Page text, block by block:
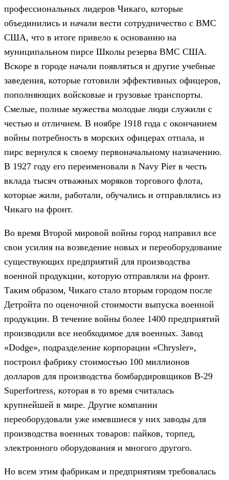
профессиональных лидеров Чикаго, которые
объединились и начали вести сотрудничество с ВМС
США, что в итоге привело к основанию на
муниципальном пирсе Школы резерва ВМС США.
Вскоре в городе начали появляться и другие учебные
заведения, которые готовили эффективных офицеров,
пополняющих войсковые и грузовые транспорты.
Смелые, полные мужества молодые люди служили с
честью и отличием. В ноябре 1918 года с окончанием
войны потребность в морских офицерах отпала, и
пирс вернулся к своему первоначальному назначению.
В 1927 году его переименовали в Navy Pier в честь
вклада тысяч отважных моряков торгового флота,
которые жили, работали, обучались и отправлялись из
Чикаго на фронт.
Во время Второй мировой войны город направил все
свои усилия на возведение новых и переоборудование
существующих предприятий для производства
военной продукции, которую отправляли на фронт.
Таким образом, Чикаго стало вторым городом после
Детройта по оценочной стоимости выпуска военной
продукции. В течение войны более 1400 предприятий
производили все необходимое для военных. Завод
«Dodge», подразделение корпорации «Chrysler»,
построил фабрику стоимостью 100 миллионов
долларов для производства бомбардировщиков В-29
Superfortress, которая в то время считалась
крупнейшей в мире. Другие компании
переоборудовали уже имевшиеся у них заводы для
производства военных товаров: пайков, торпед,
электронного оборудования и многого другого.
Но всем этим фабрикам и предприятиям требовалась